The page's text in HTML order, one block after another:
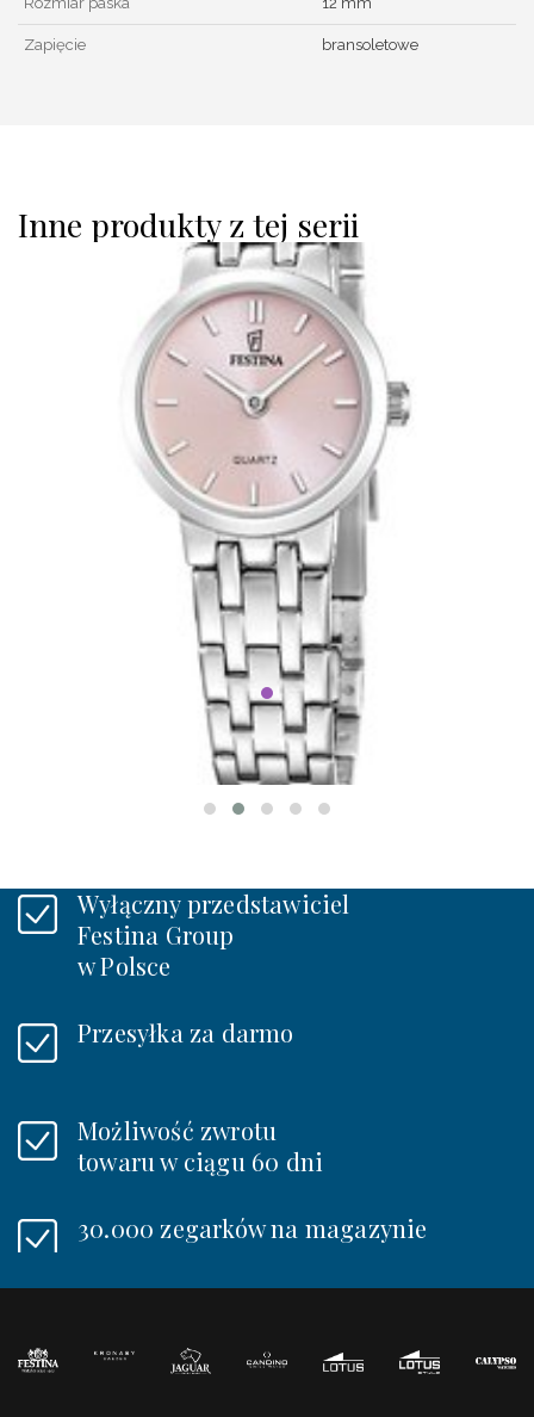
Zapięcie bransoletowe
Inne produkty z tej serii
Festina 20746/2
MADEMOISELLE
499 zł
W MAGAZYNIE
Wyłączny przedstawiciel
Festina Group
w Polsce
Przesyłka za darmo
Możliwość zwrotu
towaru w ciągu 60 dni
30.000 zegarków na magazynie